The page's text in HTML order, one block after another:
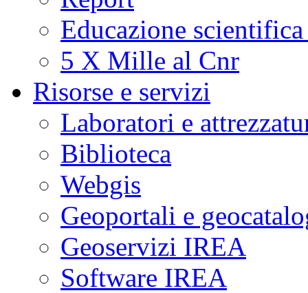
Educazione
5 X Mille al Cnr
Risorse e servizi
Laboratori e
Biblioteca
Webgis
Geoportali e
Geoservizi IREA
Software IREA